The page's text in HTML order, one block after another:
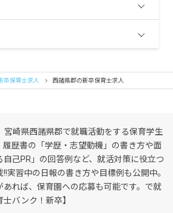
卒保育士求人 西諸県郡の新卒保育士求人
宮崎県西諸県郡で就職活動をする保育学生
履歴書の「学歴・志望動機」の書き方や面
己PR」の回答例など、就活対策に役立つ
実習中の日報の書き方や目標例も公開中。
れば、保育園への応募も可能です。で就
バンク！新卒】